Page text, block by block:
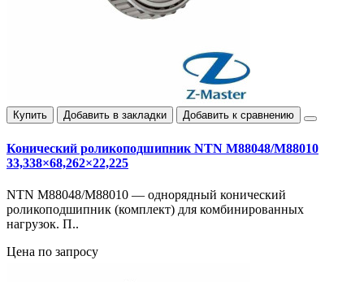
Купить Добавить в закладки Добавить к сравнению
Конический роликоподшипник NTN M88048/M88010
33,338×68,262×22,225
NTN M88048/M88010 — однорядный конический
роликоподшипник (комплект) для комбинированных
нагрузок. П..
Цена по запросу